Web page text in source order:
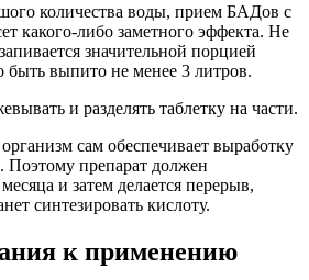
количества воды, прием БАДов с
какого-либо заметного эффекта. Не
значительной порцией
выпито не менее 3 литров.
и разделять таблетку на части.
сам обеспечивает выработку
Поэтому препарат должен
и затем делается перерыв,
синтезировать кислоту.
к применению